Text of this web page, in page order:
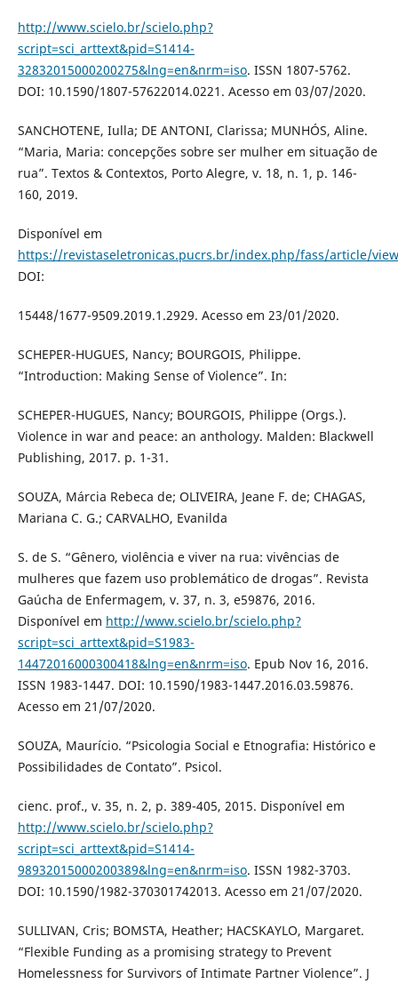
http://www.scielo.br/scielo.php?
script=sci_arttext&pid=S1414-
32832015000200275&lng=en&nrm=iso. ISSN 1807-5762.
DOI: 10.1590/1807-57622014.0221. Acesso em 03/07/2020.
SANCHOTENE, Iulla; DE ANTONI, Clarissa; MUNHÓS, Aline.
“Maria, Maria: concepções sobre ser mulher em situação de
rua”. Textos & Contextos, Porto Alegre, v. 18, n. 1, p. 146-
160, 2019.
Disponível em
https://revistaseletronicas.pucrs.br/index.php/fass/article/
DOI:
15448/1677-9509.2019.1.2929. Acesso em 23/01/2020.
SCHEPER-HUGUES, Nancy; BOURGOIS, Philippe.
“Introduction: Making Sense of Violence”. In:
SCHEPER-HUGUES, Nancy; BOURGOIS, Philippe (Orgs.).
Violence in war and peace: an anthology. Malden: Blackwell
Publishing, 2017. p. 1-31.
SOUZA, Márcia Rebeca de; OLIVEIRA, Jeane F. de; CHAGAS,
Mariana C. G.; CARVALHO, Evanilda
S. de S. “Gênero, violência e viver na rua: vivências de
mulheres que fazem uso problemático de drogas”. Revista
Gaúcha de Enfermagem, v. 37, n. 3, e59876, 2016.
Disponível em http://www.scielo.br/scielo.php?
script=sci_arttext&pid=S1983-
14472016000300418&lng=en&nrm=iso. Epub Nov 16, 2016.
ISSN 1983-1447. DOI: 10.1590/1983-1447.2016.03.59876.
Acesso em 21/07/2020.
SOUZA, Maurício. “Psicologia Social e Etnografia: Histórico e
Possibilidades de Contato”. Psicol.
cienc. prof., v. 35, n. 2, p. 389-405, 2015. Disponível em
http://www.scielo.br/scielo.php?
script=sci_arttext&pid=S1414-
98932015000200389&lng=en&nrm=iso. ISSN 1982-3703.
DOI: 10.1590/1982-370301742013. Acesso em 21/07/2020.
SULLIVAN, Cris; BOMSTA, Heather; HACSKAYLO, Margaret.
“Flexible Funding as a promising strategy to Prevent
Homelessness for Survivors of Intimate Partner Violence”. J